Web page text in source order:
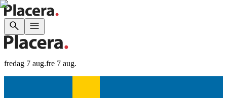
fredag 7 aug.fre 7 aug.